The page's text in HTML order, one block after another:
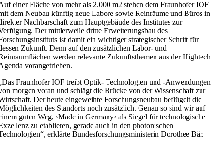
einer Fläche von mehr als 2.000 m2stehen dem Fraunhofer IOF
dem Neubau künftig neue Labore sowie Reinräume und Büros in
Nachbarschaft zum Hauptgebäude des Institutes zur
Der mittlerweile dritte Erweiterungsbau des
ist damit ein wichtiger strategischer Schritt für
Zukunft. Denn auf den zusätzlichen Labor- und
werden relevante Zukunftsthemen aus der Hightech-
vorangetrieben.
Das Fraunhofer IOF treibt Optik- Technologien und -Anwendungen
morgen voran und schlägt die Brücke von der Wissenschaft zur
Der heute eingeweihte Forschungsneubau beflügelt die
des Standorts noch zusätzlich. Genau so sind wir auf
guten Weg, ›Made in Germany‹ als Siegel für technologische
zu etablieren, gerade auch in den photonischen
erklärte Bundesforschungsministerin Dorothee Bär.